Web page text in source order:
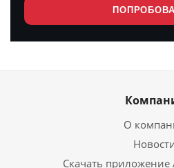
О
Скачать приложение